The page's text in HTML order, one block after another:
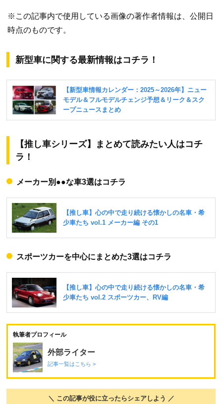
※この記事内で使用している画像の著作者情報は、公開日
時点のものです。
新型車に関する最新情報はコチラ！
【推し車シリーズ】まとめて読みたい人はコチ
ラ！
メーカー別●●な車3選はコチラ
スポーツカーを中心にまとめた3選はコチラ
執筆者プロフィール
外部ライター
記事一覧はこちら >
＼ この記事が役に立ったらシェアしよう ／